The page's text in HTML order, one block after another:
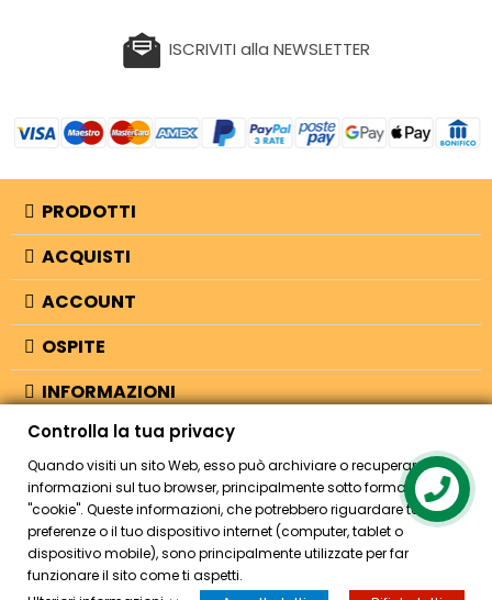
ISCRIVITI alla NEWSLETTER
PRODOTTI
ACQUISTI
ACCOUNT
OSPITE
INFORMAZIONI
NEGOZIO
© 2026 - Bellearti.it -credits
Controlla la tua privacy
Quando visiti un sito Web, esso può archiviare o recuperare
informazioni sul tuo browser, principalmente sotto forma di
"cookie". Queste informazioni, che potrebbero riguardare te, le tue
preferenze o il tuo dispositivo internet (computer, tablet o
dispositivo mobile), sono principalmente utilizzate per far
funzionare il sito come ti aspetti.